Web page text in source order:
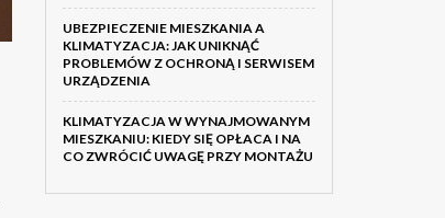
UBEZPIECZENIE MIESZKANIA A
KLIMATYZACJA: JAK UNIKNĄĆ
PROBLEMÓW Z OCHRONĄ I SERWISEM
URZĄDZENIA
KLIMATYZACJA W WYNAJMOWANYM
MIESZKANIU: KIEDY SIĘ OPŁACA I NA
CO ZWRÓCIĆ UWAGĘ PRZY MONTAŻU